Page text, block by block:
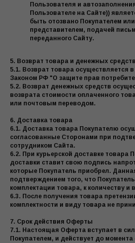
Пользователя и
Пользователе на Сайте))
быть отозвано Покупателем
представителем, подачей
переданного Сайту.
5. Возврат товара и денежных средств
5.1. Возврат товара осуществляется
Законом РФ "О защите прав
5.2. Возврат денежных средств
возврата стоимости оплаченного
или почтовым переводом.
6. Доставка товара
6.1. Доставка товара Покупателю
согласованные Сторонами при
сотрудником Сайта.
6.2. При курьерской доставке товара
доставки ставит свою подпись
которые Покупатель приобрел.
подтверждением того, что
комплектации товара, к количеству и
6.3. После получения товара
комплектности и виду товара не
7. Срок действия Оферты
7.1. Настоящая Оферта вступает в
Покупателем, и действует до